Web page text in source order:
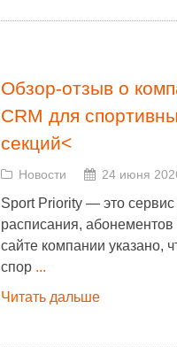
Обзор-отзыв о
CRM для
секций<
Новости 24 июня
Sport Priority — это сервис
расписания,
сайте компании указано,
спор ...
Читать дальше